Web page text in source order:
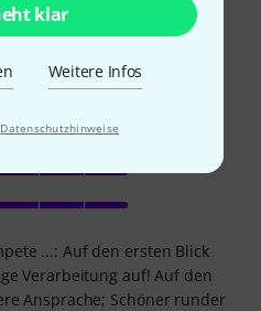
klar
Weitere Infos
Datenschutzhinweise
...: Auf den ersten Blick
Verarbeitung auf! Auf den
Ansprache; Schöner runder